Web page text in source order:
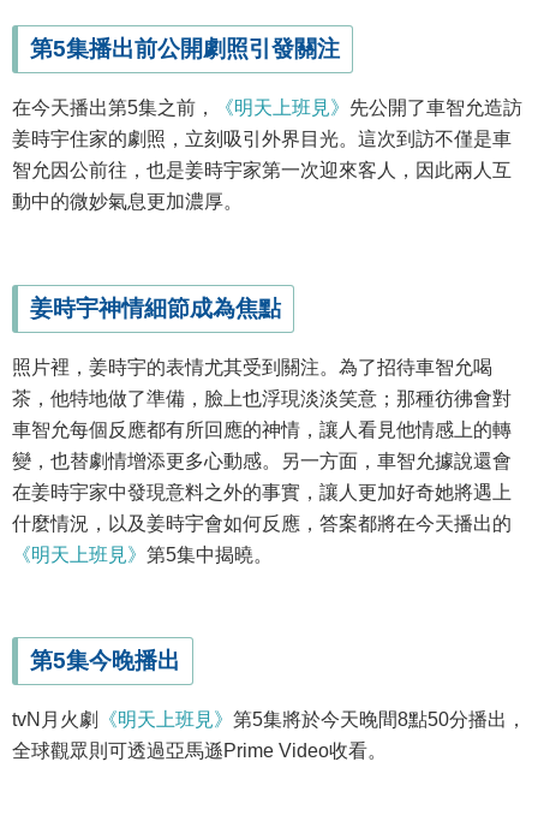
第5集播出前公開劇照引發關注
在今天播出第5集之前， 《明天上班見》 先公開了車智允造訪
姜時宇住家的劇照，立刻吸引外界目光。這次到訪不僅是車
智允因公前往，也是姜時宇家第一次迎來客人，因此兩人互
動中的微妙氣息更加濃厚。
姜時宇神情細節成為焦點
照片裡，姜時宇的表情尤其受到關注。為了招待車智允喝
茶，他特地做了準備，臉上也浮現淡淡笑意；那種彷彿會對
車智允每個反應都有所回應的神情，讓人看見他情感上的轉
變，也替劇情增添更多心動感。另一方面，車智允據說還會
在姜時宇家中發現意料之外的事實，讓人更加好奇她將遇上
什麼情況，以及姜時宇會如何反應，答案都將在今天播出的
《明天上班見》 第5集中揭曉。
第5集今晚播出
tvN月火劇 《明天上班見》 第5集將於今天晚間8點50分播出，
全球觀眾則可透過亞馬遜Prime Video收看。